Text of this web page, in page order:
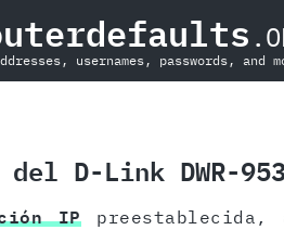
usernames, passwords, and
D-Link DWR-953
IPpreestablecida,